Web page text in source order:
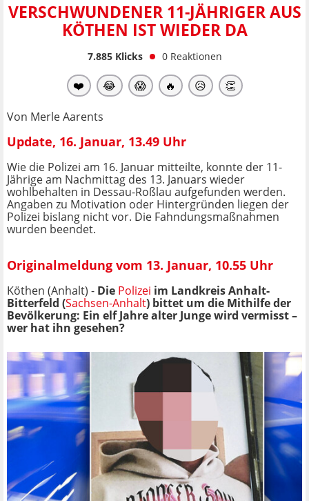
VERSCHWUNDENER 11-JÄHRIGER AUS
KÖTHEN IST WIEDER DA
7.885Klicks 0 Reaktionen
❤️ 😂 😱 🔥 😥 👏
Von Merle Aarents
Update, 16. Januar, 13.49 Uhr
Wie die Polizei am 16. Januar mitteilte, konnte der 11-
Jährige am Nachmittag des 13. Januars wieder
wohlbehalten in Dessau-Roßlau aufgefunden werden.
Angaben zu Motivation oder Hintergründen liegen der
Polizei bislang nicht vor. Die Fahndungsmaßnahmen
wurden beendet.
Originalmeldung vom 13. Januar, 10.55 Uhr
Köthen (Anhalt) - Die Polizei im Landkreis Anhalt-
Bitterfeld (Sachsen-Anhalt) bittet um die Mithilfe der
Bevölkerung: Ein elf Jahre alter Junge wird vermisst –
wer hat ihn gesehen?